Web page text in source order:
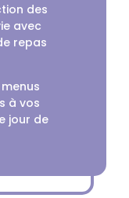
des
avec
repas
à vos
jour de